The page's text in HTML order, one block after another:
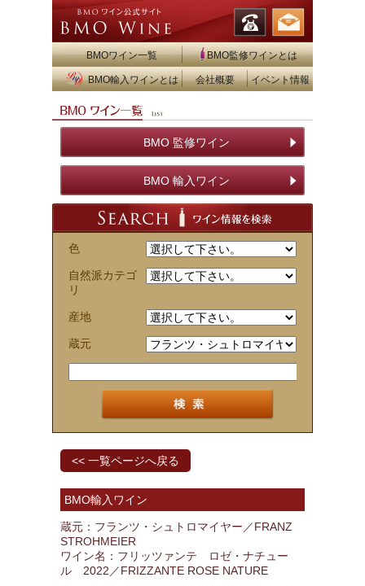
BMOワイン一覧 BMO監修ワインとは
BMO輸入ワインとは 会社概要 イベント情報
BMO 監修ワイン
BMO 輸入ワイン
色
自然派カテゴ
リ
産地
蔵元
<< 一覧ページへ戻る
BMO輸入ワイン
蔵元：フランツ・シュトロマイヤー／FRANZ
STROHMEIER
ワイン名：フリッツァンテ ロゼ・ナチュー
ル 2022／FRIZZANTE ROSE NATURE